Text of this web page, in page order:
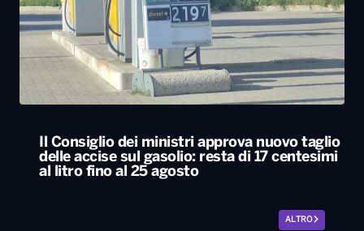
Il Consiglio dei ministri approva nuovo taglio
delle accise sul gasolio: resta di 17 centesimi
al litro fino al 25 agosto
ALTRO